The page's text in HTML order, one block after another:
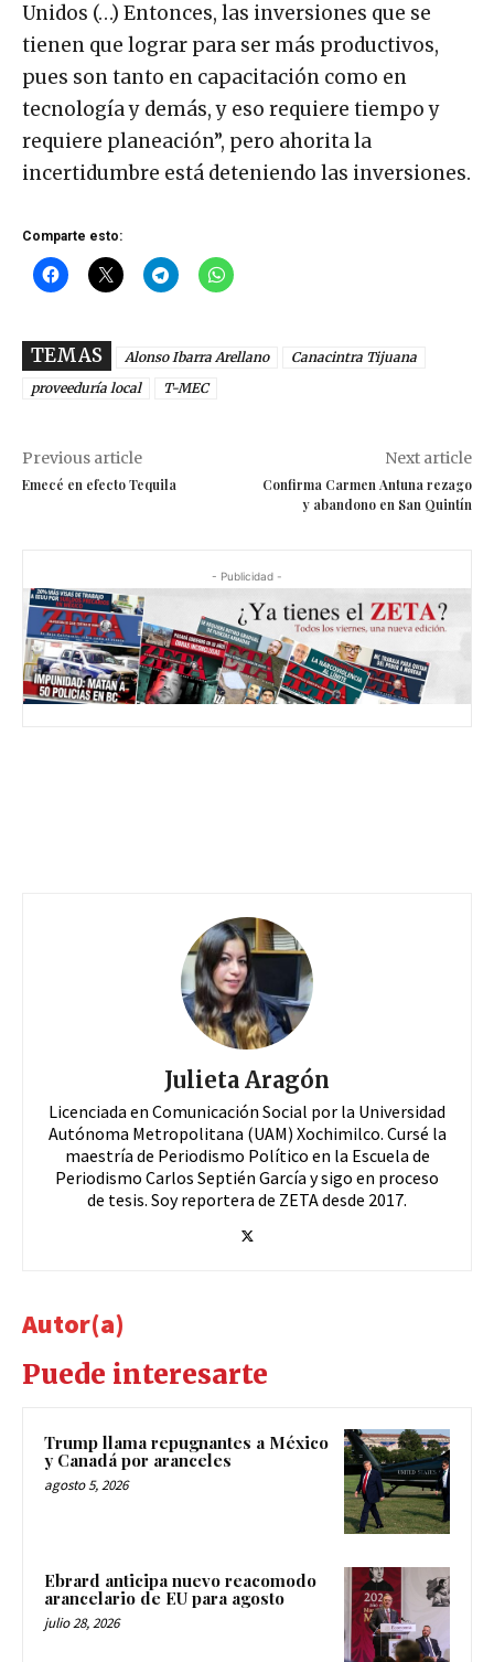
Unidos (…) Entonces, las inversiones que se
tienen que lograr para ser más productivos,
pues son tanto en capacitación como en
tecnología y demás, y eso requiere tiempo y
requiere planeación”, pero ahorita la
incertidumbre está deteniendo las inversiones.
Comparte esto:
TEMAS Alonso Ibarra Arellano
Canacintra Tijuana
proveeduría local
T-MEC
Previous article
Emecé en efecto Tequila
Next article
Confirma Carmen Antuna rezago
y abandono en San Quintín
- Publicidad -
Julieta Aragón
Licenciada en Comunicación Social por la Universidad
Autónoma Metropolitana (UAM) Xochimilco. Cursé la
maestría de Periodismo Político en la Escuela de
Periodismo Carlos Septién García y sigo en proceso
de tesis. Soy reportera de ZETA desde 2017.
Autor(a)
Puede interesarte
Trump llama repugnantes a México
y Canadá por aranceles
agosto 5, 2026
Ebrard anticipa nuevo reacomodo
arancelario de EU para agosto
julio 28, 2026